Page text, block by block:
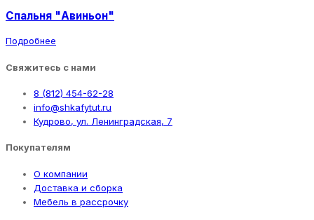
Спальня "Авиньон"
Подробнее
Свяжитесь с нами
8 (812) 454-62-28
info@shkafytut.ru
Кудрово, ул. Ленинградская, 7
Покупателям
О компании
Доставка и сборка
Мебель в рассрочку